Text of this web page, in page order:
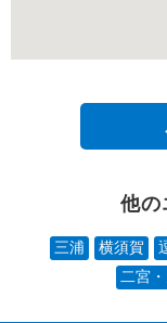
他の
三浦 横須賀
二宮